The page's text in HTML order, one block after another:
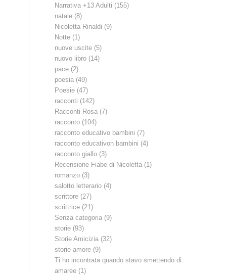
Narrativa +13 Adulti (155)
natale (8)
Nicoletta Rinaldi (9)
Notte (1)
nuove uscite (5)
nuovo libro (14)
pace (2)
poesia (49)
Poesie (47)
racconti (142)
Racconti Rosa (7)
racconto (104)
racconto educativo bambini (7)
racconto educativon bambini (4)
racconto giallo (3)
Recensione Fiabe di Nicoletta (1)
romanzo (3)
salotto letterario (4)
scrittore (27)
scrittrice (21)
Senza categoria (9)
storie (93)
Storie Amicizia (32)
storie amore (9)
Ti ho incontrata quando stavo smettendo di
amaree (1)